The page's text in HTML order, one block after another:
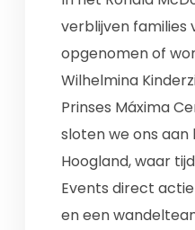
verblijven families
opgenomen of
Wilhelmina
Prinses Máxima
sloten we ons aan
Hoogland, waar
Events direct
en een